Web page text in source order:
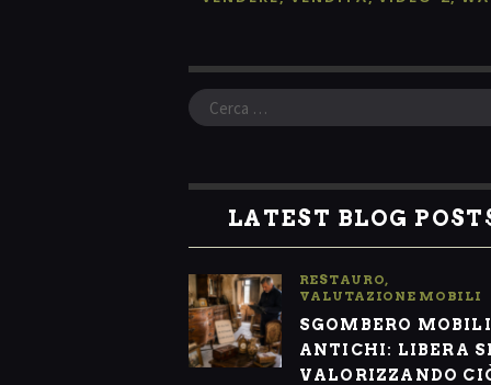
Ricerca
per:
LATEST BLOG
RESTAURO,
VALUTAZIONE MOBILI
SGOMBERO MOBILI
ANTICHI: LIBERA
VALORIZZANDO